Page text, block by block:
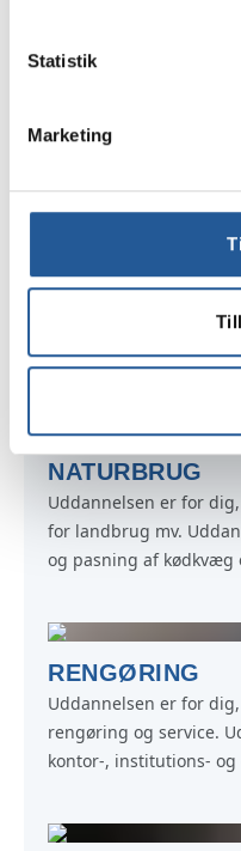
Statistik
Marketing
KANTINE
og kantine.
morgenbuffet, varme
sandwiches samt
møde- og
produktion i
fremstilling af
NATURBRUG
Uddannelsen er for
for landbrug mv.
og pasning af kødkvæg
folde, indhegninger,
RENGØRING
Uddannelsen er for
rengøring og service.
kontor-, institutions-
overnatning samt